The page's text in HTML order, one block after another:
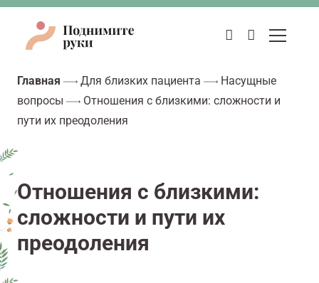
Главная Для близких пациента
Насущные
вопросы
Отношения с близкими: сложности и
пути их преодоления
Отношения с близкими:
сложности и пути их
преодоления